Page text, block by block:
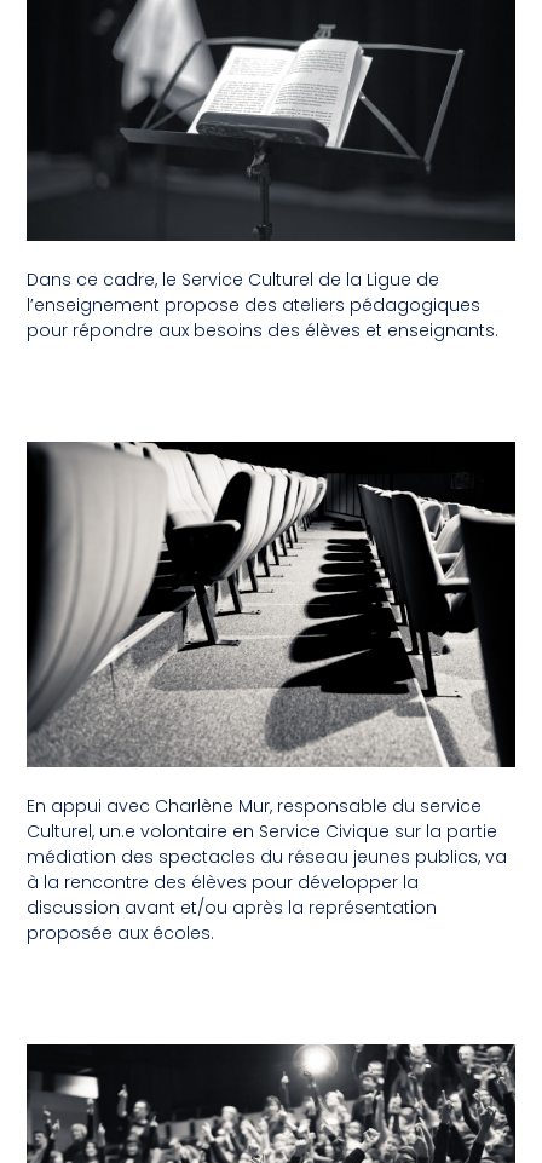
Dans ce cadre, le Service Culturel de la Ligue de
l’enseignement propose des ateliers pédagogiques
pour répondre aux besoins des élèves et enseignants.
En appui avec Charlène Mur, responsable du service
Culturel, un.e volontaire en Service Civique sur la partie
médiation des spectacles du réseau jeunes publics, va
à la rencontre des élèves pour développer la
discussion avant et/ou après la représentation
proposée aux écoles.